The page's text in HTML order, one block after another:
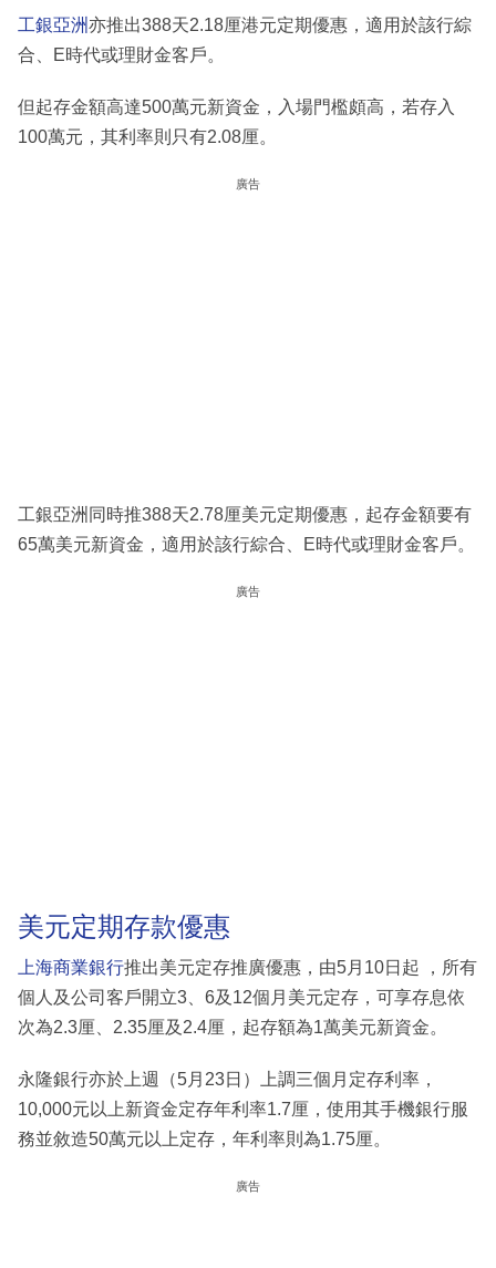
工銀亞洲亦推出388天2.18厘港元定期優惠，適用於該行綜
合、E時代或理財金客戶。
但起存金額高達500萬元新資金，入場門檻頗高，若存入
100萬元，其利率則只有2.08厘。
廣告
工銀亞洲同時推388天2.78厘美元定期優惠，起存金額要有
65萬美元新資金，適用於該行綜合、E時代或理財金客戶。
廣告
美元定期存款優惠
上海商業銀行推出美元定存推廣優惠，由5月10日起 ，所有
個人及公司客戶開立3、6及12個月美元定存，可享存息依
次為2.3厘、2.35厘及2.4厘，起存額為1萬美元新資金。
永隆銀行亦於上週（5月23日）上調三個月定存利率，
10,000元以上新資金定存年利率1.7厘，使用其手機銀行服
務並敘造50萬元以上定存，年利率則為1.75厘。
廣告